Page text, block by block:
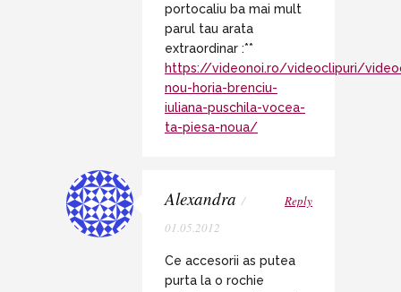
portocaliu ba mai mult
parul tau arata
extraordinar :**
https://videonoi.ro/videoclipuri/
nou-horia-brenciu-
iuliana-puschila-vocea-
ta-piesa-noua/
Alexandra /
01.05.2012
Reply
Ce accesorii as putea
purta la o rochie